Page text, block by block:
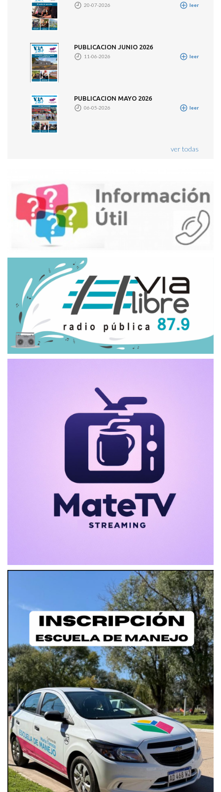
20-07-2026 leer
PUBLICACION JUNIO 2026
11-06-2026 leer
PUBLICACION MAYO 2026
06-05-2026 leer
ver todas